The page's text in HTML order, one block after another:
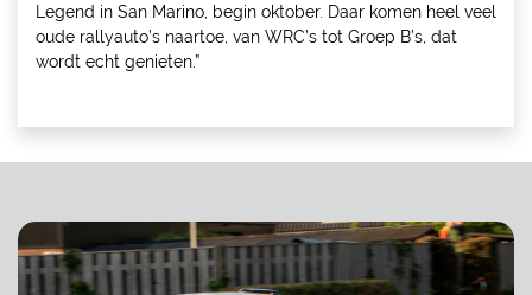
Legend in San Marino, begin oktober. Daar komen heel veel
oude rallyauto’s naartoe, van WRC’s tot Groep B’s, dat
wordt echt genieten.”